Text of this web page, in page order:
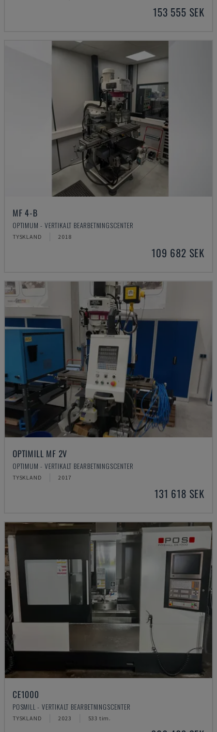
153 555 SEK
MF 4-B
OPTIMUM - VERTIKALT BEARBETNINGSCENTER
TYSKLAND 2018
109 682 SEK
OPTIMILL MF 2V
OPTIMUM - VERTIKALT BEARBETNINGSCENTER
TYSKLAND 2017
131 618 SEK
CE1000
POSMILL - VERTIKALT BEARBETNINGSCENTER
TYSKLAND 2023 533 tim.